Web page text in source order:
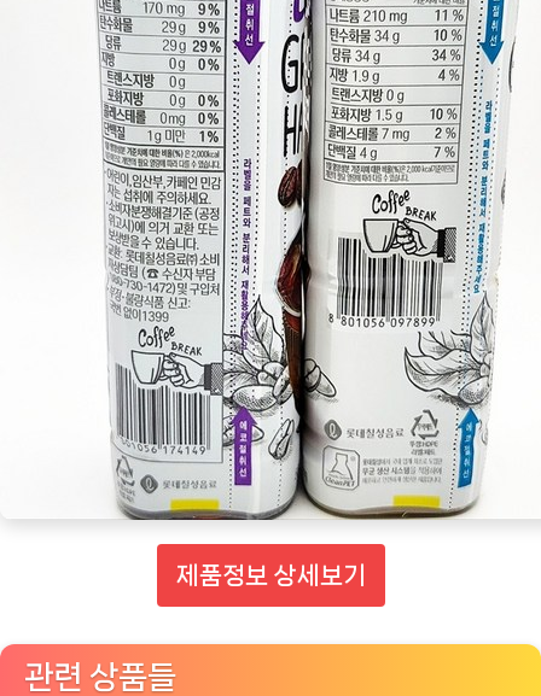
제품정보 상세보기
관련 상품들